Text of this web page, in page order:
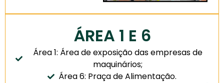
ÁREA 1 E 6
Área 1: Área de exposição das empresas de
maquinários;
Área 6: Praça de Alimentação.